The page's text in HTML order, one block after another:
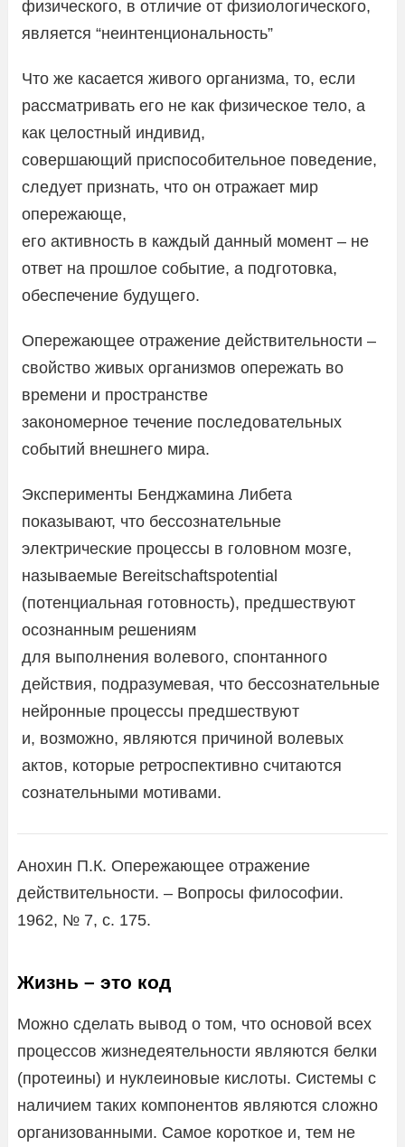
физического, в отличие от физиологического,
является “неинтенциональность”
Что же касается живого организма, то, если
рассматривать его не как физическое тело, а
как целостный индивид,
совершающий приспособительное поведение,
следует признать, что он отражает мир
опережающе,
его активность в каждый данный момент – не
ответ на прошлое событие, а подготовка,
обеспечение будущего.
Опережающее отражение действительности –
свойство живых организмов опережать во
времени и пространстве
закономерное течение последовательных
событий внешнего мира.
Эксперименты Бенджамина Либета
показывают, что бессознательные
электрические процессы в головном мозге,
называемые Bereitschaftspotential
(потенциальная готовность), предшествуют
осознанным решениям
для выполнения волевого, спонтанного
действия, подразумевая, что бессознательные
нейронные процессы предшествуют
и, возможно, являются причиной волевых
актов, которые ретроспективно считаются
сознательными мотивами.
Анохин П.К. Опережающее отражение
действительности. – Вопросы философии.
1962, № 7, с. 175.
Жизнь – это код
Можно сделать вывод о том, что основой всех
процессов жизнедеятельности являются белки
(протеины) и нуклеиновые кислоты. Системы с
наличием таких компонентов являются сложно
организованными. Самое короткое и, тем не